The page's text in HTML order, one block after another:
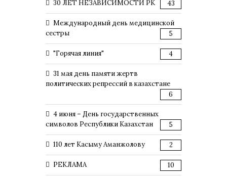
30 ЛЕТ НЕЗАВИСИМОСТИ РК 43
Международный день медицинской
сестры
5
"Горячая линия" 4
31 мая день памяти жертв
политических репрессий в казахстане
6
4 июня – День государственных
символов Республики Казахстан
5
110 лет Касыму Аманжолову 2
РЕКЛАМА 10